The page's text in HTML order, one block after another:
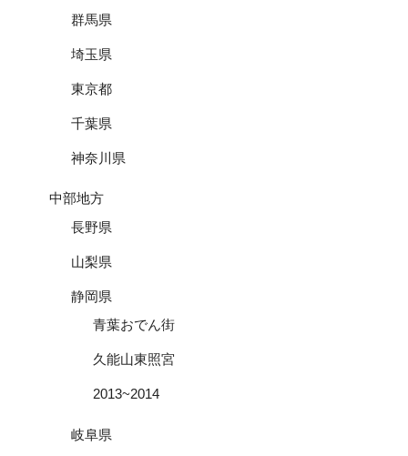
群馬県
埼玉県
東京都
千葉県
神奈川県
中部地方
長野県
山梨県
静岡県
青葉おでん街
久能山東照宮
2013~2014
岐阜県